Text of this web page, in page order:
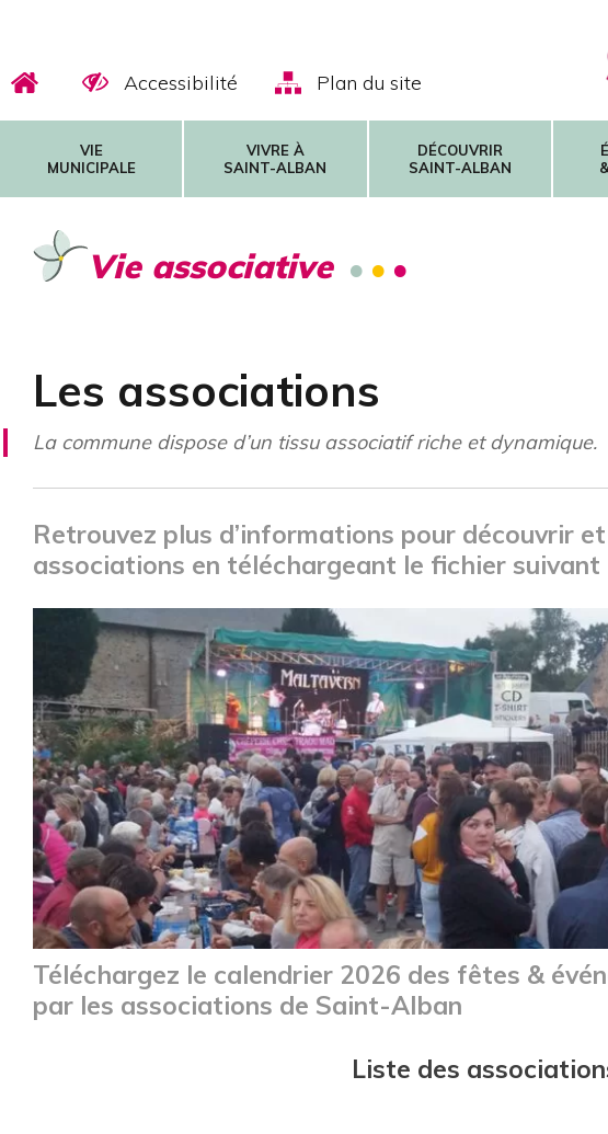
Accessibilité Plan du site
VIE
MUNICIPALE
VIVRE À
SAINT-ALBAN
DÉCOUVRIR
SAINT-ALBAN
Vie associative
Les associations
La commune dispose d’un tissu associatif riche et dynamique.
Retrouvez plus d’informations pour découvrir
associations en téléchargeant le fichier suivant
Téléchargez le calendrier 2026 des fêtes &
par les associations de Saint-Alban
Liste des